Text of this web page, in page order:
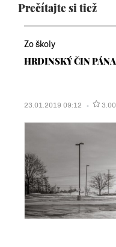
Prečítajte si tiež
Zo školy
HRDINSKÝ ČIN
23.01.2019 09:12 3.00